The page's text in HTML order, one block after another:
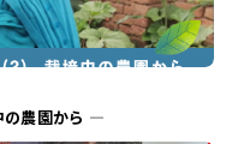
の農園から ―